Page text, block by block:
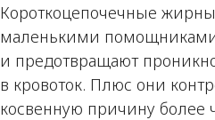
Короткоцепочечные
маленькими
и предотвращают
в кровоток. Плюс они
косвенную причину более